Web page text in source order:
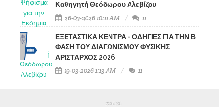
Καθηγητή Θεόδωρου Αλεβίζου
26-03-2026 10:11 AM 11
ΕΞΕΤΑΣΤΙΚΑ ΚΕΝΤΡΑ - ΟΔΗΓΙΕΣ ΓΙΑ ΤΗΝ Β
ΦΑΣΗ ΤΟΥ ΔΙΑΓΩΝΙΣΜΟΥ ΦΥΣΙΚΗΣ
ΑΡΙΣΤΑΡΧΟΣ 2026
19-03-2026 1:13 AM 11